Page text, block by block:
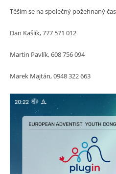
Těším se na společný požehnaný
Dan Kašlík, 777 571 012
Martin Pavlík, 608 756 094
Marek Majtán, 0948 322 663